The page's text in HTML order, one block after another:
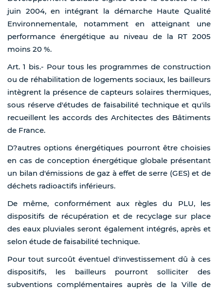
juin 2004, en intégrant la démarche Haute Qualité
Environnementale, notamment en atteignant une
performance énergétique au niveau de la RT 2005
moins 20 %.
Art. 1 bis.- Pour tous les programmes de construction
ou de réhabilitation de logements sociaux, les bailleurs
intègrent la présence de capteurs solaires thermiques,
sous réserve d'études de faisabilité technique et qu'ils
recueillent les accords des Architectes des Bâtiments
de France.
D?autres options énergétiques pourront être choisies
en cas de conception énergétique globale présentant
un bilan d'émissions de gaz à effet de serre (GES) et de
déchets radioactifs inférieurs.
De même, conformément aux règles du PLU, les
dispositifs de récupération et de recyclage sur place
des eaux pluviales seront également intégrés, après et
selon étude de faisabilité technique.
Pour tout surcoût éventuel d'investissement dû à ces
dispositifs, les bailleurs pourront solliciter des
subventions complémentaires auprès de la Ville de